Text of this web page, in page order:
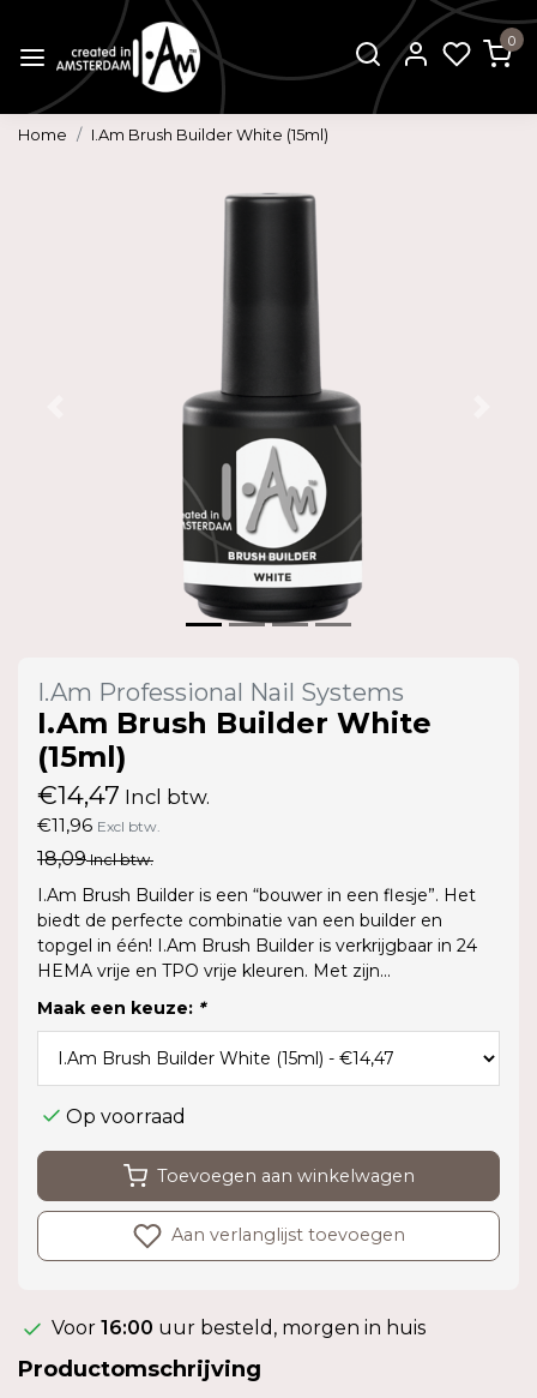
0
Home I.Am Brush Builder White (15ml)
I.Am Professional Nail Systems
I.Am Brush Builder White
(15ml)
€14,47 Incl btw.
€11,96 Excl btw.
18,09Incl btw.
I.Am Brush Builder is een “bouwer in een flesje”. Het
biedt de perfecte combinatie van een builder en
topgel in één! I.Am Brush Builder is verkrijgbaar in 24
HEMA vrije en TPO vrije kleuren. Met zijn...
Maak een keuze: *
Op voorraad
Toevoegen aan winkelwagen
Aan verlanglijst toevoegen
Voor 16:00 uur besteld, morgen in huis
Productomschrijving